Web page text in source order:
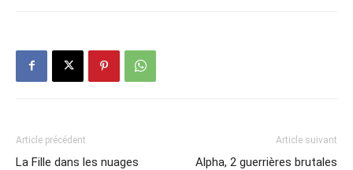
Article précédent
La Fille dans les nuages
Article suivant
Alpha, 2 guerrières brutales